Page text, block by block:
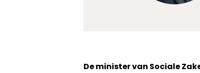
De minister van Sociale